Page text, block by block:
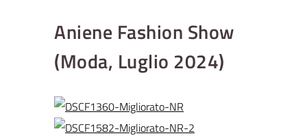
Aniene Fashion Show
(Moda, Luglio 2024)